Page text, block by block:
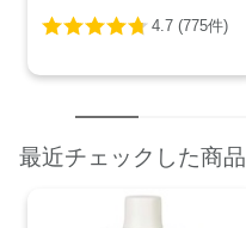
最近チェックした商品